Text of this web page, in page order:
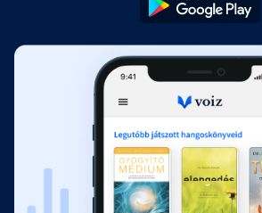
11. fejezet: Pacni, a
szerencsekutya
Fejezet hossza: 00:14:14
12. fejezet: Véd- és dacszövetség
Fejezet hossza: 00:09:28
13. fejezet: Talált kincs
Fejezet hossza: 00:17:45